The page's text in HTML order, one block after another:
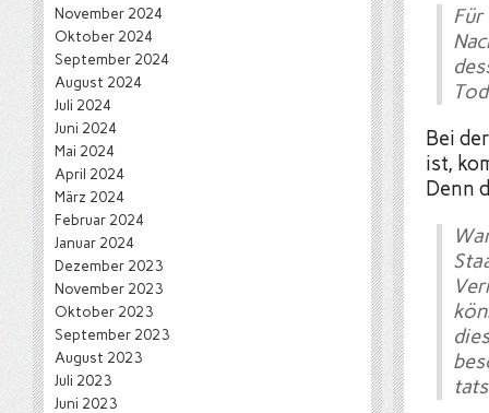
Bei
ist,
Denn
November 2024
Oktober 2024
September 2024
August 2024
Juli 2024
Juni 2024
Mai 2024
April 2024
März 2024
Februar 2024
Januar 2024
Dezember 2023
November 2023
Oktober 2023
September 2023
August 2023
Juli 2023
Juni 2023